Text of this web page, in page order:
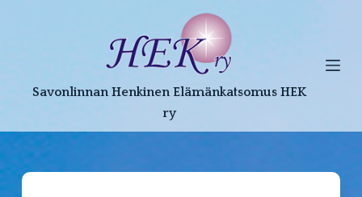
c
Savonlinnan Henkinen Elämänkatsomus HEK
ry